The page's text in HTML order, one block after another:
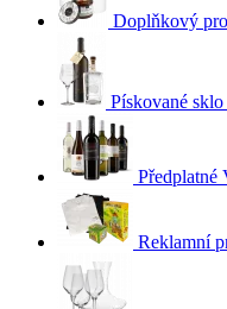
Doplňkový
Pískované sklo
Reklamní